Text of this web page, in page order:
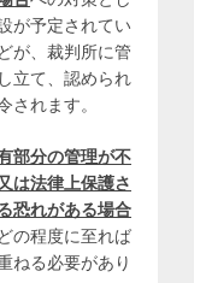
が予定されてい
が、裁判所に管
立て、認められ
されます。
部分の管理が不
は法律上保護さ
恐れがある場合
の程度に至れば
ねる必要があり